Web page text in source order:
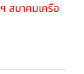
สมาคมเครือ